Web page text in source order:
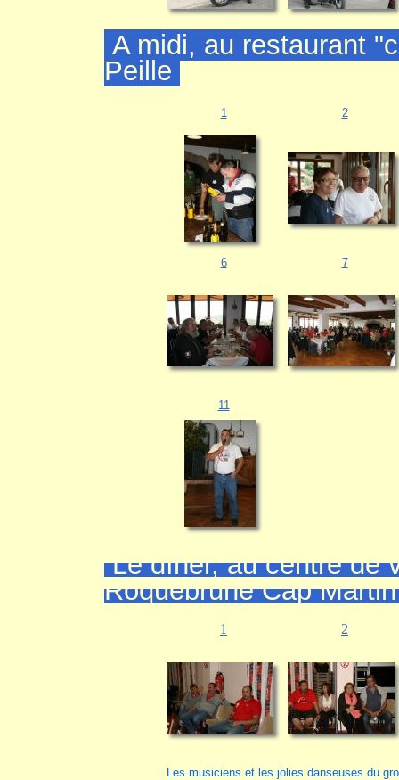
A midi, au restaurant
Peille
1 2
6 7
11
Le dîner, au centre de
Roquebrune Cap
1 2
Les musiciens et les jolies danseuses du